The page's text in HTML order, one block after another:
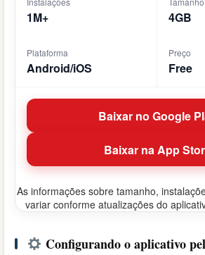
1M+ 4GB
Plataforma
Android/iOS
Preço
Free
Baixar no Google
Baixar na App
As informações sobre tamanho,
variar conforme atualizações do
Configurando o aplicativo